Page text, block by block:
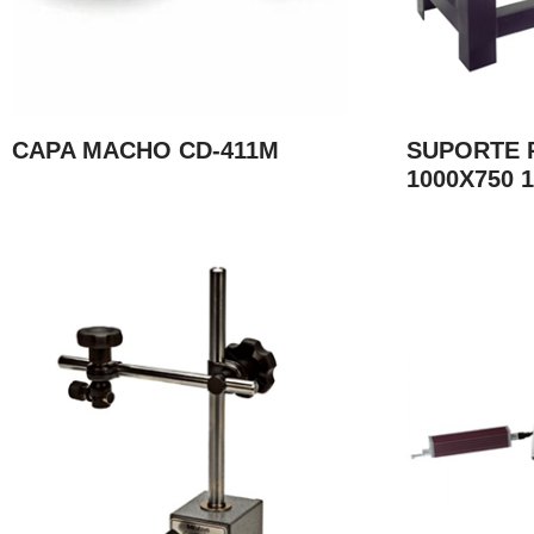
CAPA MACHO CD-411M
SUPORTE
1000X750